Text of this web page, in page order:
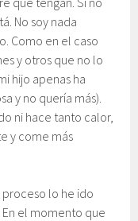
No soy nada
Como en el caso
y otros que no lo
hijo apenas ha
y no quería más).
ni hace tanto calor,
y come más
lo he ido
el momento que